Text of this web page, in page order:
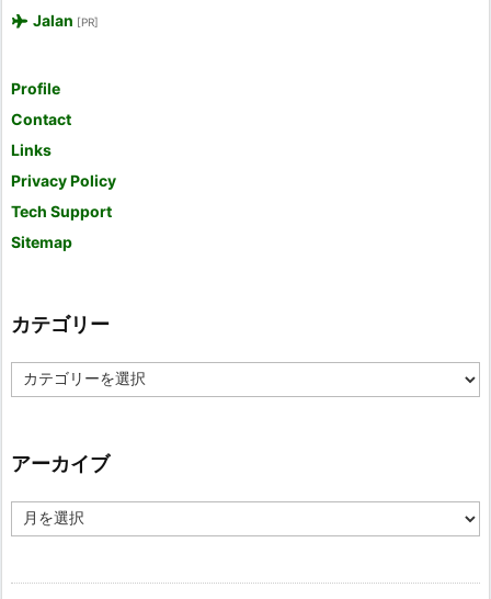
Jalan [PR]
Profile
Contact
Links
Privacy Policy
Tech Support
Sitemap
カテゴリー
テ
ー
アーカイブ
ー